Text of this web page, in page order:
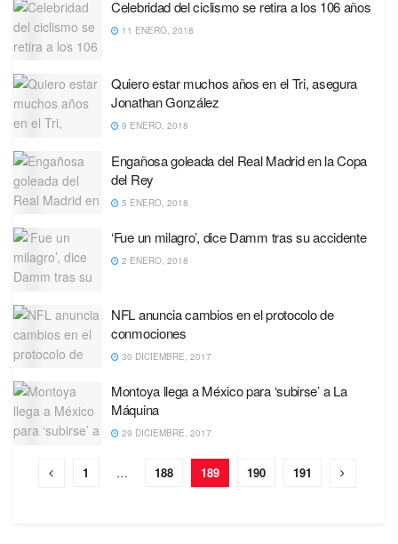
Celebridad del ciclismo se retira a los 106 años
11 ENERO, 2018
Quiero estar muchos años en el Tri, asegura
Jonathan González
9 ENERO, 2018
Engañosa goleada del Real Madrid en la Copa
del Rey
5 ENERO, 2018
‘Fue un milagro’, dice Damm tras su accidente
2 ENERO, 2018
NFL anuncia cambios en el protocolo de
conmociones
30 DICIEMBRE, 2017
Montoya llega a México para ‘subirse’ a La
Máquina
29 DICIEMBRE, 2017
1 … 188 189 190 191